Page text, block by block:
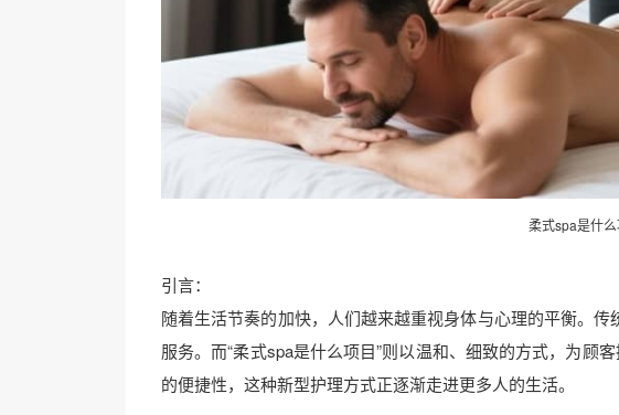
柔式spa是什么
引言：
随着生活节奏的加快，人们越来越重视身体与心理的平衡。
服务。而“柔式spa是什么项目”则以温和、细致的方式，为顾
的便捷性，这种新型护理方式正逐渐走进更多人的生活。